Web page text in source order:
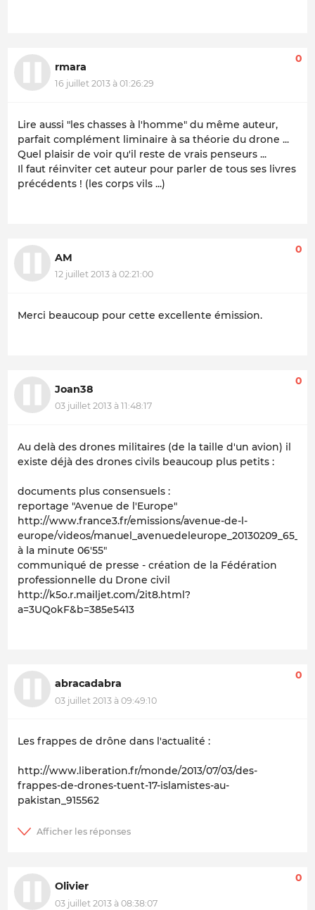
rmara
16 juillet 2013 à 01:26:29
0
Lire aussi "les chasses à l'homme" du même auteur,
parfait complément liminaire à sa théorie du drone ...
Quel plaisir de voir qu'il reste de vrais penseurs ...
Il faut réinviter cet auteur pour parler de tous ses livres
précédents ! (les corps vils ...)
AM
12 juillet 2013 à 02:21:00
0
Merci beaucoup pour cette excellente émission.
Joan38
03 juillet 2013 à 11:48:17
0
Au delà des drones militaires (de la taille d'un avion) il
existe déjà des drones civils beaucoup plus petits :
documents plus consensuels :
reportage "Avenue de l'Europe"
http://www.france3.fr/emissions/avenue-de-l-
europe/videos/
à la minute 06'55"
communiqué de presse - création de la Fédération
professionnelle du Drone civil
http://k5o.r.mailjet.com/2it8.html?
a=3UQokF&b=385e5413
abracadabra
03 juillet 2013 à 09:49:10
0
Les frappes de drône dans l'actualité :
http://www.liberation.fr/monde/2013/07/03/des-
frappes-de-drones-tuent-17-islamistes-au-
pakistan_915562
Olivier
03 juillet 2013 à 08:38:07
0